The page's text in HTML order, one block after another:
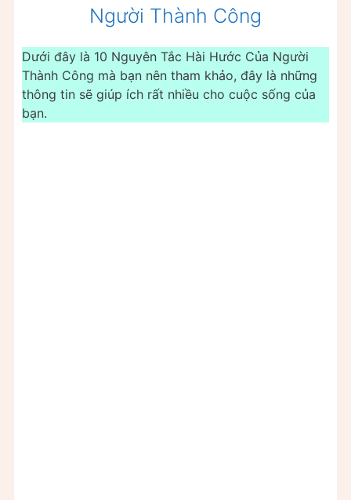
Người Thành Công
Dưới đây là 10 Nguyên Tắc Hài Hước Của Người
Thành Công mà bạn nên tham khảo, đây là những
thông tin sẽ giúp ích rất nhiều cho cuộc sống của
bạn.